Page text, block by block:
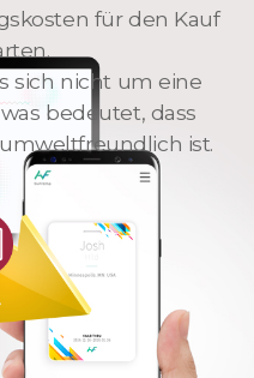
für den Kauf
sich nicht um eine
bedeutet, dass
ist.